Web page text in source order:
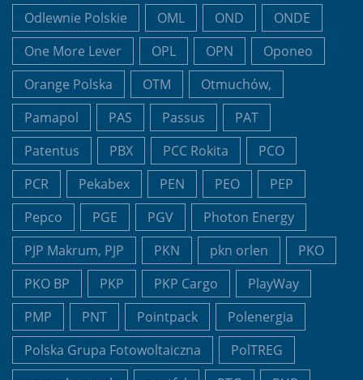
Odlewnie Polskie
OML OND
ONDE
One More Lever
OPL OPN
Oponeo
Orange Polska
OTM
Otmuchów,
Pamapol
PAS Passus
PAT
Patentus
PBX PCC Rokita
PCO
PCR
Pekabex PEN PEO
PEP
Pepco
PGE PGV
Photon Energy
PJP Makrum, PJP
PKN pkn orlen
PKO
PKO BP
PKP PKP Cargo
PlayWay
PMP
PNT Pointpack
Polenergia
Polska Grupa Fotowoltaiczna
PolTREG